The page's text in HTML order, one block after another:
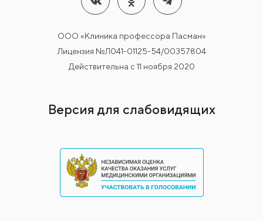
ООО «Клиника профессора Пасман»
Лицензия №Л041-01125-54/00357804
Действительна с 11 ноября 2020
Версия для слабовидящих